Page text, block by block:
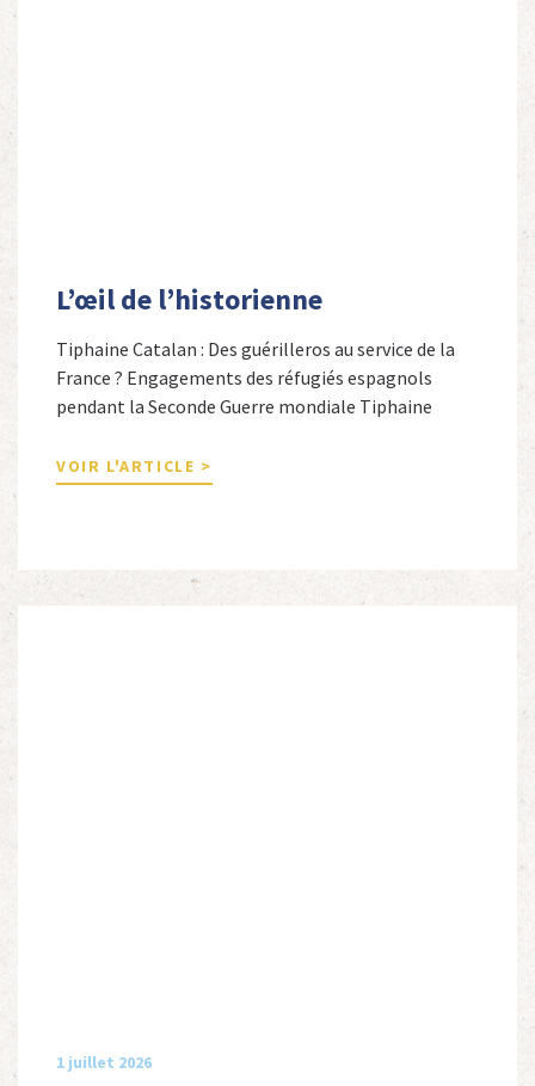
L’œil de l’historienne
Tiphaine Catalan : Des guérilleros au service de la
France ? Engagements des réfugiés espagnols
pendant la Seconde Guerre mondiale Tiphaine
secondaire et docteure en études hispaniques. Elle
est spécialiste de l’histoire contemporaine des
VOIR L'ARTICLE >
1 juillet 2026